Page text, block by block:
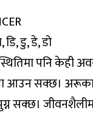
डि, डु, डे, डो
पनि केही
आउन सक्छ। अरूका
सक्छ।